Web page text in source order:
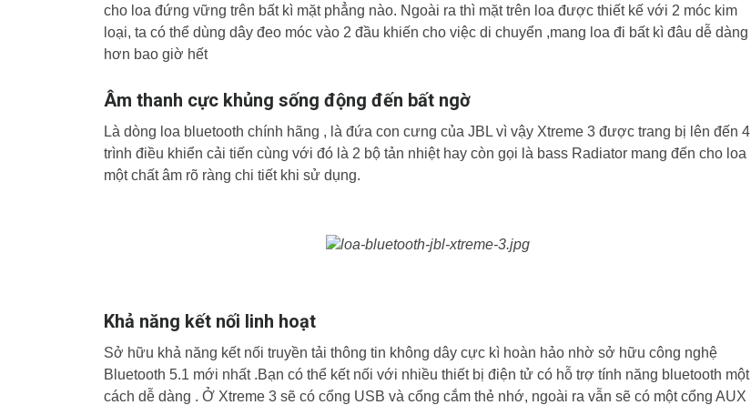
cho loa đứng vững trên bất kì mặt phẳng nào. Ngoài ra thì mặt trên loa được thiết kế với 2 móc kim
loại, ta có thể dùng dây đeo móc vào 2 đầu khiến cho việc di chuyển ,mang loa đi bất kì đâu dễ dàng
hơn bao giờ hết
Âm thanh cực khủng sống động đến bất ngờ
Là dòng loa bluetooth chính hãng , là đứa con cưng của JBL vì vậy Xtreme 3 được trang bị lên đến 4
trình điều khiển cải tiến cùng với đó là 2 bộ tản nhiệt hay còn gọi là bass Radiator mang đến cho loa
một chất âm rõ ràng chi tiết khi sử dụng.
Khả năng kết nối linh hoạt
Sở hữu khả năng kết nối truyền tải thông tin không dây cực kì hoàn hảo nhờ sở hữu công nghệ
Bluetooth 5.1 mới nhất .Bạn có thể kết nối với nhiều thiết bị điện tử có hỗ trợ tính năng bluetooth một
cách dễ dàng . Ở Xtreme 3 sẽ có cổng USB và cổng cắm thẻ nhớ, ngoài ra vẫn sẽ có một cổng AUX